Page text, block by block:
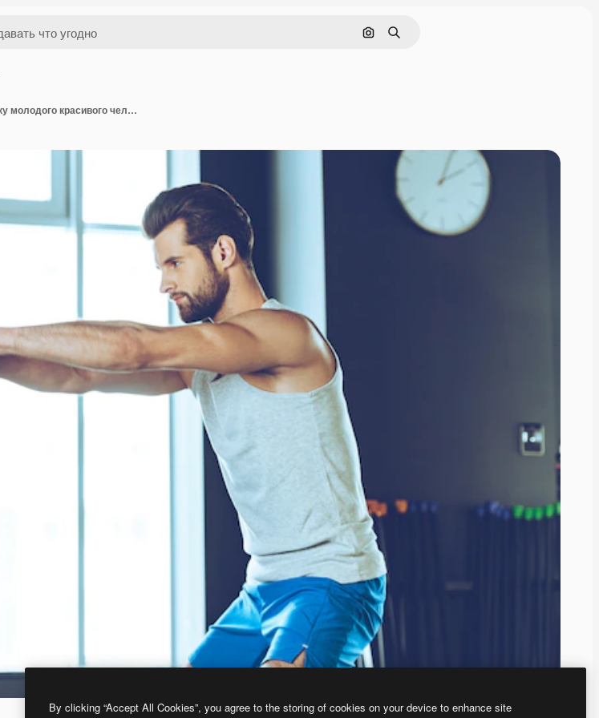
Поиск по изображению
Поиск
С каждым днем становлюсь сильнее. Вид сбоку молодого красивого человека в спортивной одежде, тренирующегося с гирями в тренажерном зале
By clicking “Accept All Cookies”, you agree to the storing of cookies on your device to enhance site